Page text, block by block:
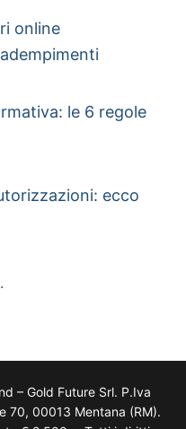
online
le 6 regole
ecco
– Gold Future Srl. P.Iva
70, 00013 Mentana (RM).